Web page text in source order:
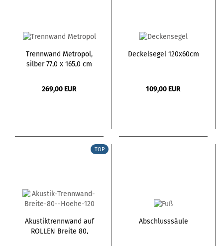
Trennwand Metropol,
silber 77,0 x 165,0 cm
269,00 EUR
Deckelsegel 120x60cm
109,00 EUR
TOP
Akustiktrennwand auf
ROLLEN Breite 80,
Abschlusssäule